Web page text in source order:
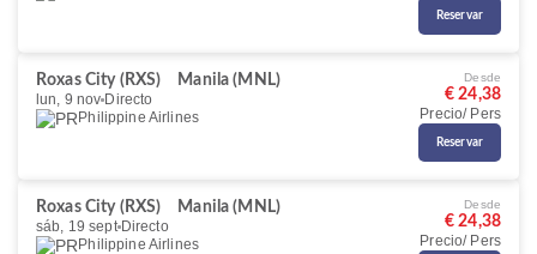
Reservar
Roxas City (RXS)
Manila (MNL)
lun, 9 nov Directo
Philippine Airlines
Desde
€ 24,38
Precio/ Pers
Reservar
Roxas City (RXS)
Manila (MNL)
sáb, 19 sept Directo
Philippine Airlines
Desde
€ 24,38
Precio/ Pers